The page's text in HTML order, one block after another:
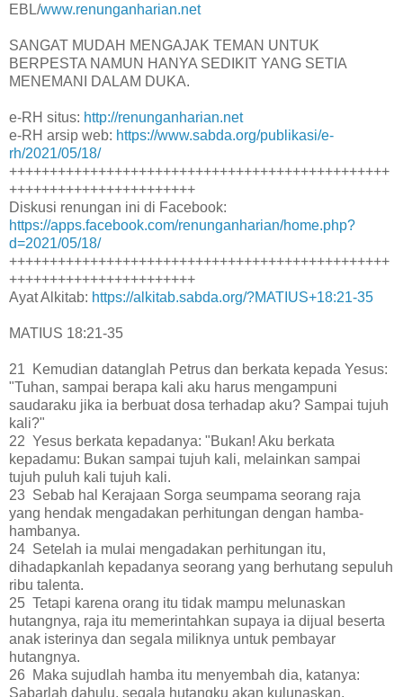
EBL/www.renunganharian.net
SANGAT MUDAH MENGAJAK TEMAN UNTUK
BERPESTA NAMUN HANYA SEDIKIT YANG SETIA
MENEMANI DALAM DUKA.
e-RH situs: http://renunganharian.net
e-RH arsip web: https://www.sabda.org/publikasi/e-
rh/2021/05/18/
+++++++++++++++++++++++++++++++++++++++++++++++
+++++++++++++++++++++++
Diskusi renungan ini di Facebook:
https://apps.facebook.com/renunganharian/home.php?
d=2021/05/18/
+++++++++++++++++++++++++++++++++++++++++++++++
+++++++++++++++++++++++
Ayat Alkitab: https://alkitab.sabda.org/?MATIUS+18:21-35
MATIUS 18:21-35
21 Kemudian datanglah Petrus dan berkata kepada Yesus:
"Tuhan, sampai berapa kali aku harus mengampuni
saudaraku jika ia berbuat dosa terhadap aku? Sampai tujuh
kali?"
22 Yesus berkata kepadanya: "Bukan! Aku berkata
kepadamu: Bukan sampai tujuh kali, melainkan sampai
tujuh puluh kali tujuh kali.
23 Sebab hal Kerajaan Sorga seumpama seorang raja
yang hendak mengadakan perhitungan dengan hamba-
hambanya.
24 Setelah ia mulai mengadakan perhitungan itu,
dihadapkanlah kepadanya seorang yang berhutang sepuluh
ribu talenta.
25 Tetapi karena orang itu tidak mampu melunaskan
hutangnya, raja itu memerintahkan supaya ia dijual beserta
anak isterinya dan segala miliknya untuk pembayar
hutangnya.
26 Maka sujudlah hamba itu menyembah dia, katanya:
Sabarlah dahulu, segala hutangku akan kulunaskan.